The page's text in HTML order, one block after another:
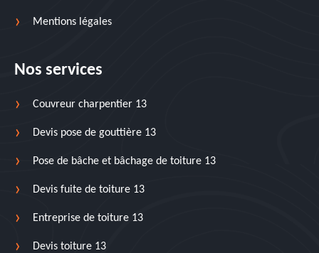
Mentions légales
Nos services
Couvreur charpentier 13
Devis pose de gouttière 13
Pose de bâche et bâchage de toiture 13
Devis fuite de toiture 13
Entreprise de toiture 13
Devis toiture 13